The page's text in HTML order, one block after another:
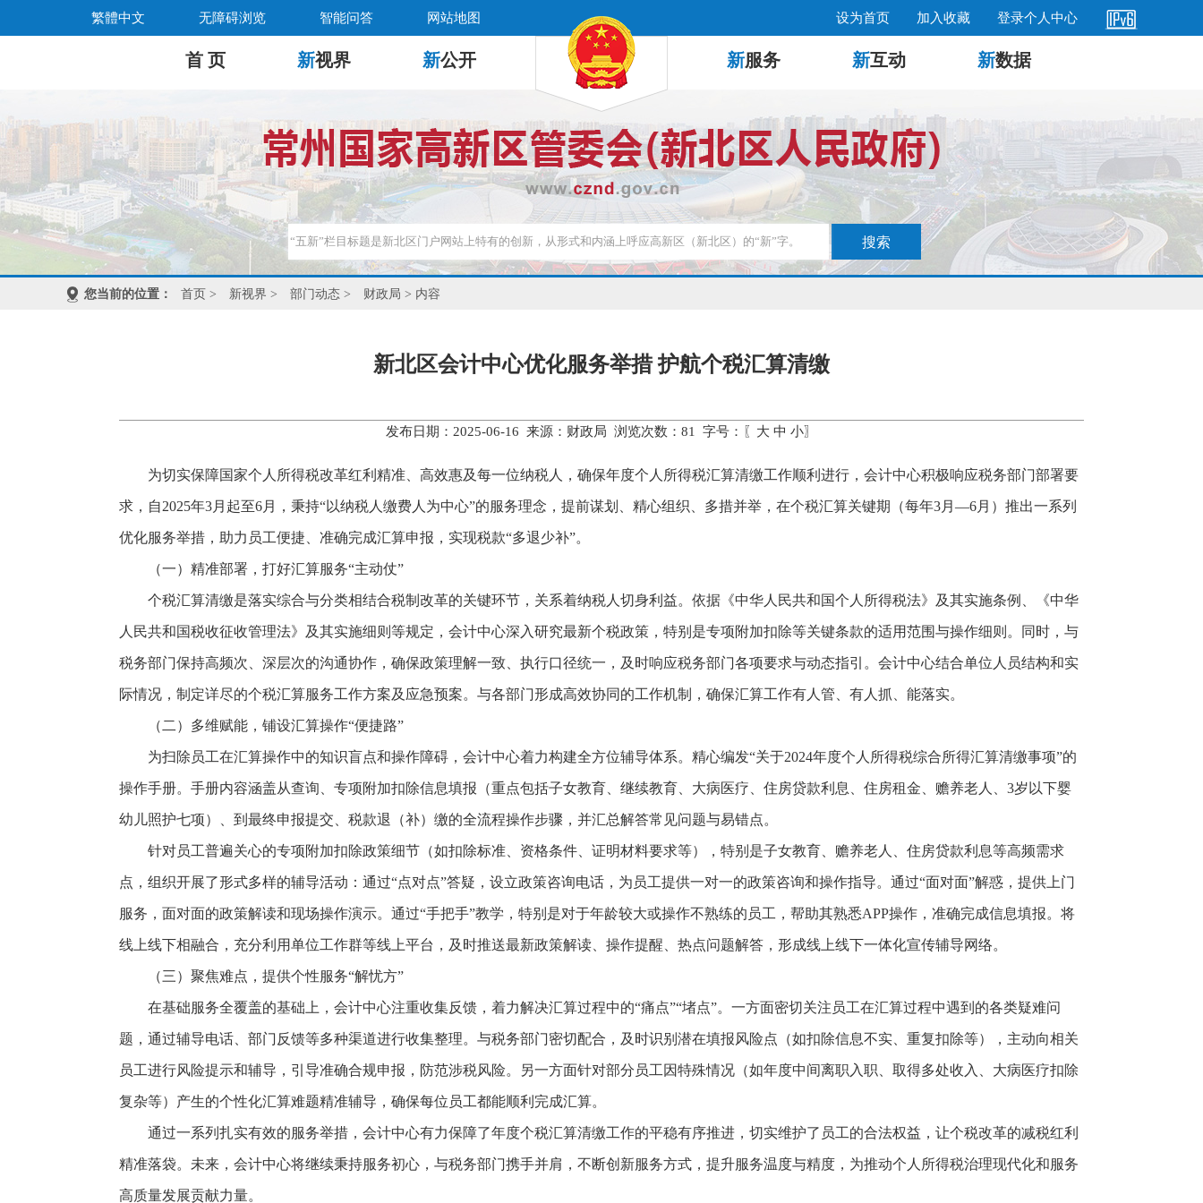
繁體中文 无障碍浏览 智能问答 网站地图 设为首页 加入收藏 登录个人中心
首 页 新视界 新公开 新服务 新互动 新数据
您当前的位置： 首页 > 新视界 > 部门动态 > 财政局 > 内容
新北区会计中心优化服务举措 护航个税汇算清缴
发布日期：2025-06-16 来源：财政局 浏览次数： 81 字号：〖 大 中 小〗
为切实保障国家个人所得税改革红利精准、高效惠及每一位纳税人，确保年度个人所得税汇算清缴工作顺利进行，会计中心积极响应税务部门部署要
求，自2025年3月起至6月，秉持“以纳税人缴费人为中心”的服务理念，提前谋划、精心组织、多措并举，在个税汇算关键期（每年3月—6月）推出一系列
优化服务举措，助力员工便捷、准确完成汇算申报，实现税款“多退少补”。
（一）精准部署，打好汇算服务“主动仗”
个税汇算清缴是落实综合与分类相结合税制改革的关键环节，关系着纳税人切身利益。依据《中华人民共和国个人所得税法》及其实施条例、《中华
人民共和国税收征收管理法》及其实施细则等规定，会计中心深入研究最新个税政策，特别是专项附加扣除等关键条款的适用范围与操作细则。同时，与
税务部门保持高频次、深层次的沟通协作，确保政策理解一致、执行口径统一，及时响应税务部门各项要求与动态指引。会计中心结合单位人员结构和实
际情况，制定详尽的个税汇算服务工作方案及应急预案。与各部门形成高效协同的工作机制，确保汇算工作有人管、有人抓、能落实。
（二）多维赋能，铺设汇算操作“便捷路”
为扫除员工在汇算操作中的知识盲点和操作障碍，会计中心着力构建全方位辅导体系。精心编发“关于2024年度个人所得税综合所得汇算清缴事项”的
操作手册。手册内容涵盖从查询、专项附加扣除信息填报（重点包括子女教育、继续教育、大病医疗、住房贷款利息、住房租金、赡养老人、3岁以下婴
幼儿照护七项）、到最终申报提交、税款退（补）缴的全流程操作步骤，并汇总解答常见问题与易错点。
针对员工普遍关心的专项附加扣除政策细节（如扣除标准、资格条件、证明材料要求等），特别是子女教育、赡养老人、住房贷款利息等高频需求
点，组织开展了形式多样的辅导活动：通过“点对点”答疑，设立政策咨询电话，为员工提供一对一的政策咨询和操作指导。通过“面对面”解惑，提供上门
服务，面对面的政策解读和现场操作演示。通过“手把手”教学，特别是对于年龄较大或操作不熟练的员工，帮助其熟悉APP操作，准确完成信息填报。将
线上线下相融合，充分利用单位工作群等线上平台，及时推送最新政策解读、操作提醒、热点问题解答，形成线上线下一体化宣传辅导网络。
（三）聚焦难点，提供个性服务“解忧方”
在基础服务全覆盖的基础上，会计中心注重收集反馈，着力解决汇算过程中的“痛点”“堵点”。一方面密切关注员工在汇算过程中遇到的各类疑难问
题，通过辅导电话、部门反馈等多种渠道进行收集整理。与税务部门密切配合，及时识别潜在填报风险点（如扣除信息不实、重复扣除等），主动向相关
员工进行风险提示和辅导，引导准确合规申报，防范涉税风险。另一方面针对部分员工因特殊情况（如年度中间离职入职、取得多处收入、大病医疗扣除
复杂等）产生的个性化汇算难题精准辅导，确保每位员工都能顺利完成汇算。
通过一系列扎实有效的服务举措，会计中心有力保障了年度个税汇算清缴工作的平稳有序推进，切实维护了员工的合法权益，让个税改革的减税红利
精准落袋。未来，会计中心将继续秉持服务初心，与税务部门携手并肩，不断创新服务方式，提升服务温度与精度，为推动个人所得税治理现代化和服务
高质量发展贡献力量。